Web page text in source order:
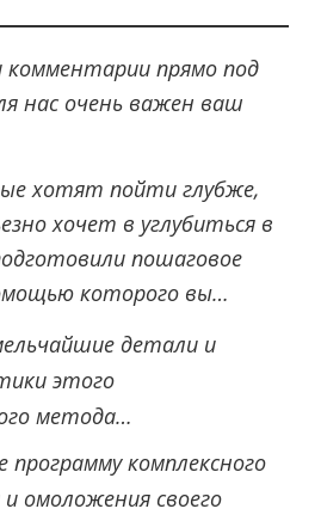
прямо под
нас очень важен ваш
хотят пойти глубже,
хочет в углубиться в
пошаговое
которого вы…
детали и
этого
метода…
комплексного
и омоложения своего